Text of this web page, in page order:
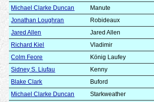
Michael Clarke Duncan
Manute
Jonathan Loughran
Robideaux
Jared Allen
Jared Allen
Richard Kiel
Vladimir
Colm Feore
König Laufey
Sidney S. Liufau
Kenny
Blake Clark
Buford
Michael Clarke Duncan
Starkweather